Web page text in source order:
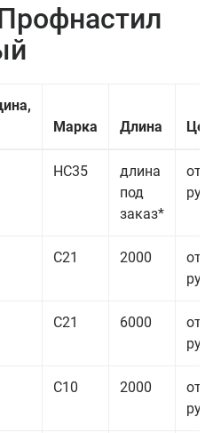
Марка Длина
НС35
длина
под
заказ*
от
руб.
С21 2000
от
руб.
С21 6000
от
руб.
С10 2000
от
руб.